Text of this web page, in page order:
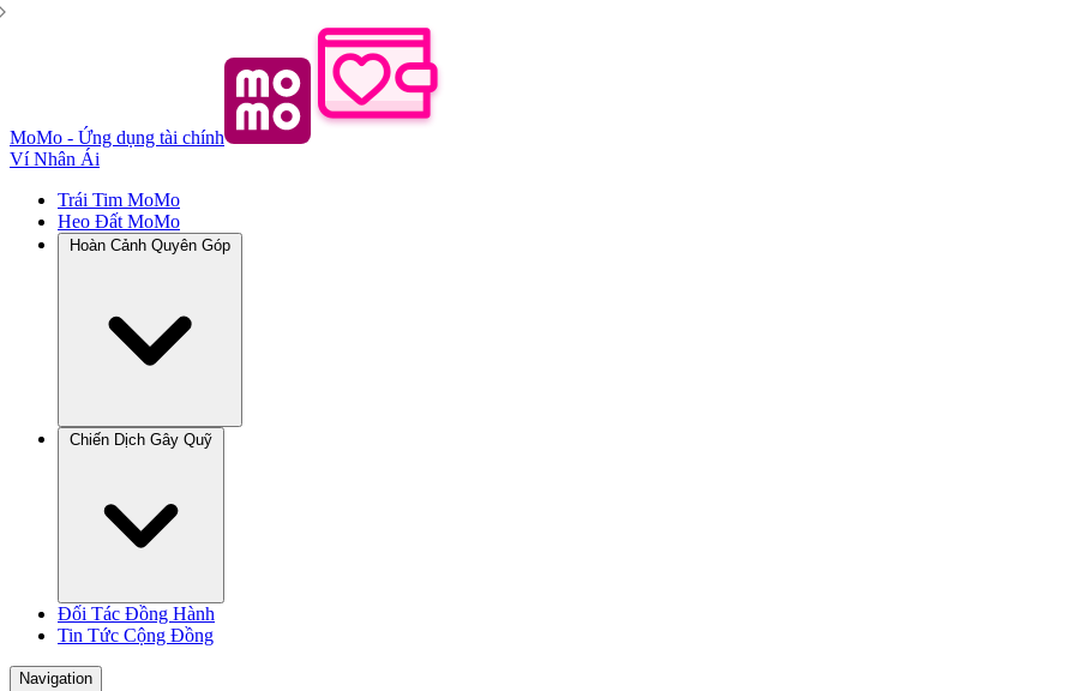
MoMo - Ứng dụng tài chính
Ví Nhân Ái
Trái Tim MoMo
Heo Đất MoMo
Hoàn Cảnh Quyên Góp
Chiến Dịch Gây Quỹ
Đối Tác Đồng Hành
Tin Tức Cộng Đồng
Navigation